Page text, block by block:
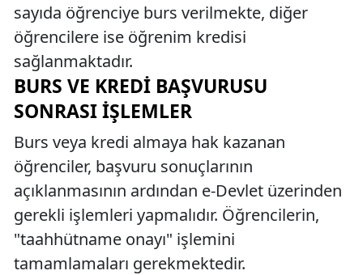
sayıda öğrenciye burs verilmekte, diğer
öğrencilere ise öğrenim kredisi
sağlanmaktadır.
BURS VE KREDI BAŞVURUSU
SONRASI İŞLEMLER
Burs veya kredi almaya hak kazanan
öğrenciler, başvuru sonuçlarının
açıklanmasının ardından e-Devlet üzerinden
gerekli işlemleri yapmalıdır. Öğrencilerin,
"taahhütname onayı" işlemini
tamamlamaları gerekmektedir.